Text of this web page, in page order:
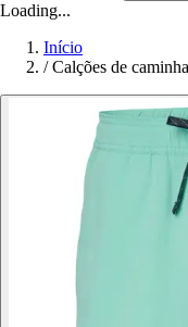
Loading...
Início
/ Calções de